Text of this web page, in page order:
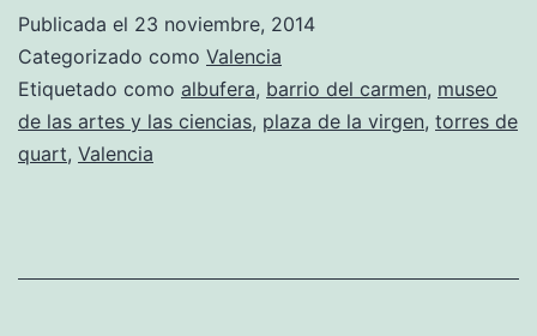
Publicada el 23 noviembre, 2014
Categorizado como Valencia
Etiquetado como albufera, barrio del carmen, museo
de las artes y las ciencias, plaza de la virgen, torres de
quart, Valencia